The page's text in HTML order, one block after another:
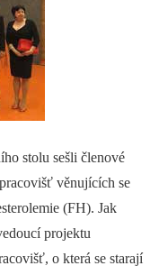
stolu sešli členové
věnujících se
(FH). Jak
projektu
o která se starají